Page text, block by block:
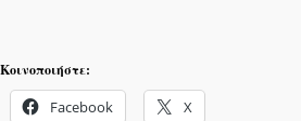
Κοινοποιήστε:
Facebook X